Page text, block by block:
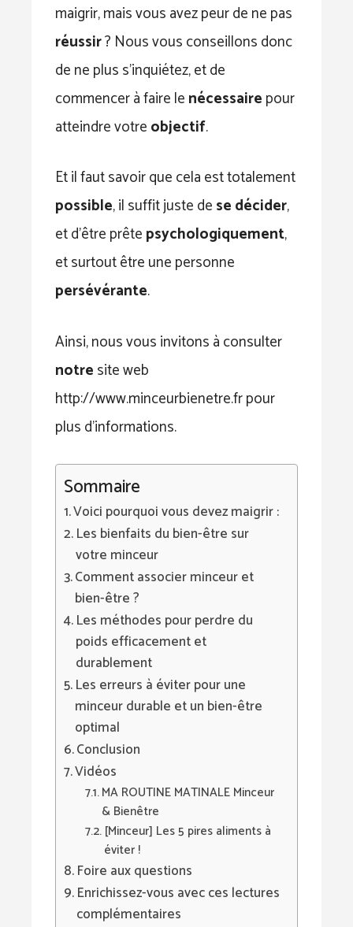
maigrir, mais vous avez peur de ne pas
réussir? Nous vous conseillons donc
de ne plus s’inquiétez, et de
commencer à faire lenécessairepour
atteindre votreobjectif.
Et il faut savoir que cela est totalement
possible, il suffit juste dese décider,
et d’être prêtepsychologiquement,
et surtout être une personne
persévérante.
Ainsi, nous vous invitons à consulter
notresite web
http://www.minceurbienetre.fr pour
plus d’informations.
Sommaire
Voici pourquoi vous devez maigrir :
Les bienfaits du bien-être sur
votre minceur
Comment associer minceur et
bien-être ?
Les méthodes pour perdre du
poids efficacement et
durablement
Les erreurs à éviter pour une
minceur durable et un bien-être
optimal
Conclusion
Vidéos
MA ROUTINE MATINALE Minceur
& Bienêtre
[Minceur] Les 5 pires aliments à
éviter !
Foire aux questions
Enrichissez-vous avec ces lectures
complémentaires